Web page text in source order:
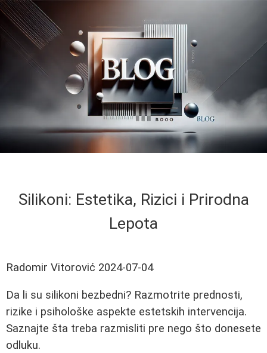
Silikoni: Estetika, Rizici i Prirodna
Lepota
Radomir Vitorović 2024-07-04
Da li su silikoni bezbedni? Razmotrite prednosti,
rizike i psihološke aspekte estetskih intervencija.
Saznajte šta treba razmisliti pre nego što donesete
odluku.